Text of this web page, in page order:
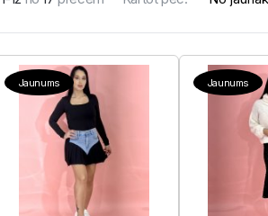
Jaunums Jaunums